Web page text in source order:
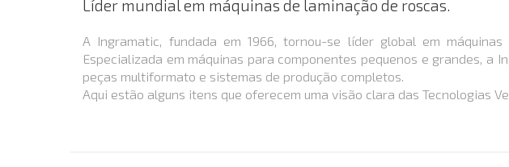
Líder mundial em máquinas de laminação de roscas.
A Ingramatic, fundada em 1966, tornou-se líder global em
Especializada em máquinas para componentes pequenos e grandes,
peças multiformato e sistemas de produção completos.
Aqui estão alguns itens que oferecem uma visão clara das Tecnologias